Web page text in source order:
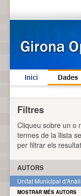
Inici Dades
Filtres
Cliqueu sobre un o
termes de la llista
per filtrar els
AUTORS
Unitat Municipal
MOSTRAR MÉS AUTORS